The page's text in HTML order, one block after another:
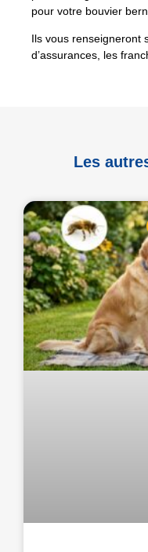
pour votre bouvier
Ils vous renseigneront
d’assurances, les
Les